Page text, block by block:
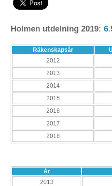
Holmen utdelning 2019:
Räkenskapsår
2012
2013
2014
2015
2016
2017
2018
År
2013